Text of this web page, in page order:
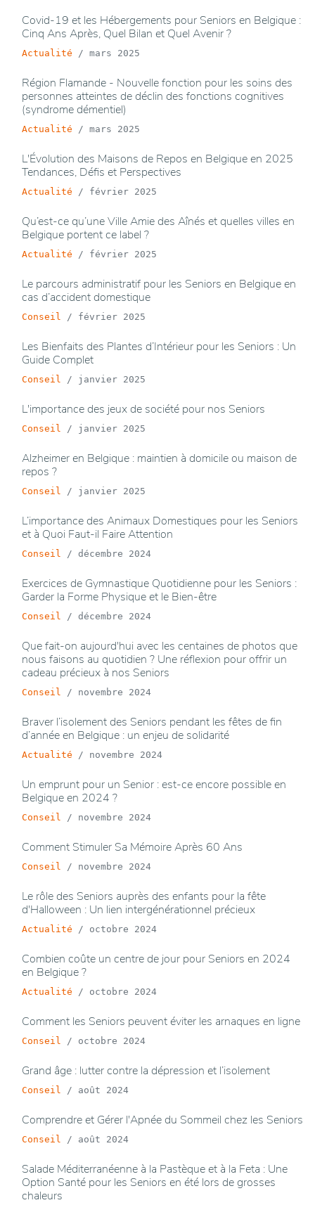
Covid-19 et les Hébergements pour Seniors en Belgique :
Cinq Ans Après, Quel Bilan et Quel Avenir ?
Actualité / mars 2025
Région Flamande - Nouvelle fonction pour les soins des
personnes atteintes de déclin des fonctions cognitives
(syndrome démentiel)
Actualité / mars 2025
L'Évolution des Maisons de Repos en Belgique en 2025
Tendances, Défis et Perspectives
Actualité / février 2025
Qu’est-ce qu’une Ville Amie des Aînés et quelles villes en
Belgique portent ce label ?
Actualité / février 2025
Le parcours administratif pour les Seniors en Belgique en
cas d’accident domestique
Conseil / février 2025
Les Bienfaits des Plantes d’Intérieur pour les Seniors : Un
Guide Complet
Conseil / janvier 2025
L'importance des jeux de société pour nos Seniors
Conseil / janvier 2025
Alzheimer en Belgique : maintien à domicile ou maison de
repos ?
Conseil / janvier 2025
L’importance des Animaux Domestiques pour les Seniors
et à Quoi Faut-il Faire Attention
Conseil / décembre 2024
Exercices de Gymnastique Quotidienne pour les Seniors :
Garder la Forme Physique et le Bien-être
Conseil / décembre 2024
Que fait-on aujourd'hui avec les centaines de photos que
nous faisons au quotidien ? Une réflexion pour offrir un
cadeau précieux à nos Seniors
Conseil / novembre 2024
Braver l’isolement des Seniors pendant les fêtes de fin
d’année en Belgique : un enjeu de solidarité
Actualité / novembre 2024
Un emprunt pour un Senior : est-ce encore possible en
Belgique en 2024 ?
Conseil / novembre 2024
Comment Stimuler Sa Mémoire Après 60 Ans
Conseil / novembre 2024
Le rôle des Seniors auprès des enfants pour la fête
d'Halloween : Un lien intergénérationnel précieux
Actualité / octobre 2024
Combien coûte un centre de jour pour Seniors en 2024
en Belgique ?
Actualité / octobre 2024
Comment les Seniors peuvent éviter les arnaques en ligne
Conseil / octobre 2024
Grand âge : lutter contre la dépression et l’isolement
Conseil / août 2024
Comprendre et Gérer l'Apnée du Sommeil chez les Seniors
Conseil / août 2024
Salade Méditerranéenne à la Pastèque et à la Feta : Une
Option Santé pour les Seniors en été lors de grosses
chaleurs